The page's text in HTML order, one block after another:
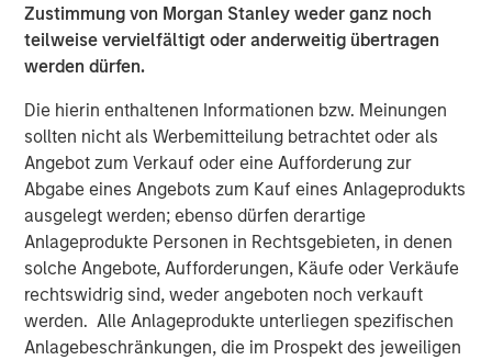
Zustimmung von Morgan Stanley weder ganz noch
teilweise vervielfältigt oder anderweitig übertragen
werden dürfen.
Die hierin enthaltenen Informationen bzw. Meinungen
sollten nicht als Werbemitteilung betrachtet oder als
Angebot zum Verkauf oder eine Aufforderung zur
Abgabe eines Angebots zum Kauf eines Anlageprodukts
ausgelegt werden; ebenso dürfen derartige
Anlageprodukte Personen in Rechtsgebieten, in denen
solche Angebote, Aufforderungen, Käufe oder Verkäufe
rechtswidrig sind, weder angeboten noch verkauft
werden. Alle Anlageprodukte unterliegen spezifischen
Anlagebeschränkungen, die im Prospekt des jeweiligen
concentrated the company is, and if it’s in the
introduction stage of the life cycle.
PDF herunterladen
Counterpoint Global
Counterpoint Global’s culture fosters collaboration,
creativity, continued development and differentiated
thinking.
Ähnliche Einblicke